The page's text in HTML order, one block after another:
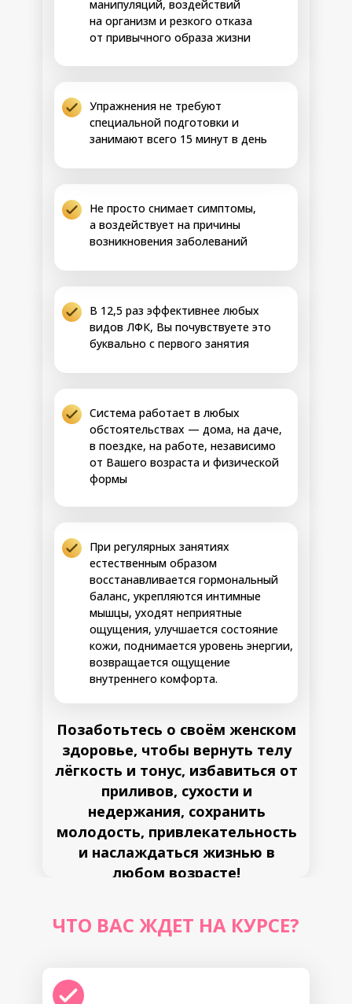
Упражнения не требуют
специальной подготовки и
занимают всего 15 минут в день
Система работает в любых
обстоятельствах — дома, на даче,
в поездке, на работе, независимо
от Вашего возраста и физической
формы
Позаботьтесь о своём женском
здоровье, чтобы вернуть телу
лёгкость и тонус, избавиться от
приливов, сухости и
недержания, сохранить
молодость, привлекательность
и наслаждаться жизнью в
любом возрасте!
Не просто снимает симптомы,
а воздействует на причины
возникновения заболеваний
манипуляций, воздействий
на организм и резкого отказа
от привычного образа жизни
В 12,5 раз эффективнее любых
видов ЛФК, Вы почувствуете это
буквально с первого занятия
При регулярных занятиях
естественным образом
восстанавливается гормональный
баланс, укрепляются интимные
мышцы, уходят неприятные
ощущения, улучшается состояние
кожи, поднимается уровень энергии,
возвращается ощущение
внутреннего комфорта.
ЧТО ВАС ЖДЕТ НА КУРСЕ?
бросать то в жар, то в холод, уйдёт
• Восстановится гормональный баланс,
• Повысится качество сна, засыпание
станет лёгким, пробуждение — бодрым,
Открываем резервы. Персональная
проработка зон затруднённого
Результаты:
• Активизируются глубинные ресурсы
организма, тело начнёт работать как
слаженная система, в которой каждая
• Запустится восстановление в тех
участках, которые «молчали» годами —
от внутренних органов до проблемных
зон мышц и фасций
• Появится живость, чувствительность и
управляемость даже там, где раньше
было онемение или слабость
• Резко улучшится внешний вид
индивидуально проблемных участков,
живот станет подтянутее, овал лица —
тела и ума, Вам станет легче
адаптироваться к нагрузкам, стрессам и
бытовым задачам
• Сформируется новое качество тела —
живое, отзывчивое, подвижное и
работающее в соответствии с Вашими
задачами и образом жизни
21-28 день
Этап 3
ПЕРСОНАЛЬНАЯ НАСТРОЙКА
СВЕРХАДАПТАЦИЯ
Этап 4
Результаты:
• Появится чёткое понимание, как
улучшить устойчивость к стрессам,
усталости и внешним нагрузкам, как
• Сформируются персональные режимы
питания, активности и отдыха,
жизни с учётом индивидуальных
особенностей, текущего состояния и
Индивидуальная онлайн-консультация
подбора персональных решений
Медконсилиум
РЕКОМЕНДАЦИИ ДОКТОРОВ
КАРТАВЕНКО
для формирования режимов
свехадаптации
29-36 день